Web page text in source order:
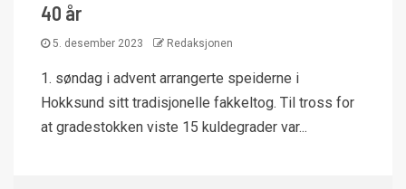
40 år
5. desember 2023 Redaksjonen
1. søndag i advent arrangerte speiderne i
Hokksund sitt tradisjonelle fakkeltog. Til tross for
at gradestokken viste 15 kuldegrader var...